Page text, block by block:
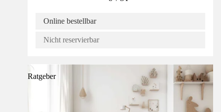
Online bestellbar
Nicht reservierbar
Ratgeber